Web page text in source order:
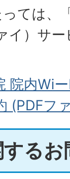
ては、
イ）サ
院内Wi
(PDFフ
る